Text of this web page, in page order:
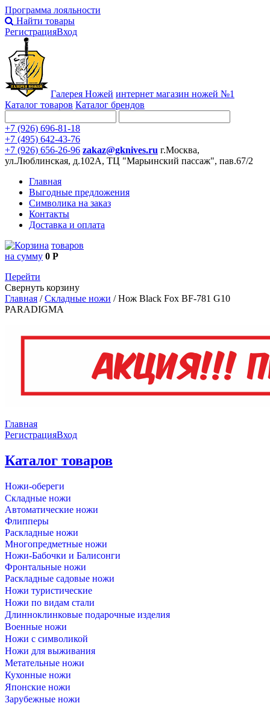
Программа лояльности
Найти товары
РегистрацияВход
Галерея Ножей интернет магазин ножей №1
Каталог товаров Каталог брендов
+7 (926) 696-81-18
+7 (495) 642-43-76
+7 (926) 656-26-96 zakaz@gknives.ru г.Москва,
ул.Люблинская, д.102А, ТЦ "Марьинский пассаж", пав.67/2
Главная
Выгодные предложения
Символика на заказ
Контакты
Доставка и оплата
товаров
на сумму 0 Р
Перейти
Свернуть корзину
Главная /Складные ножи /Нож Black Fox BF-781 G10
PARADIGMA
Главная
РегистрацияВход
Каталог товаров
Ножи-обереги
Складные ножи
Автоматические ножи
Флипперы
Раскладные ножи
Многопредметные ножи
Ножи-Бабочки и Балисонги
Фронтальные ножи
Раскладные садовые ножи
Ножи туристические
Ножи по видам стали
Длинноклинковые подарочные изделия
Военные ножи
Ножи с символикой
Ножи для выживания
Метательные ножи
Кухонные ножи
Японские ножи
Зарубежные ножи